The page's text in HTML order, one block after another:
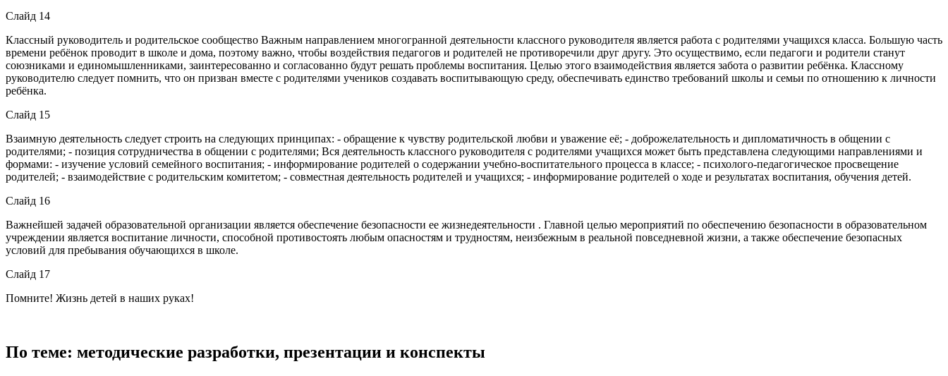
Слайд 14
Классный руководитель и родительское сообщество Важным направлением многогранной деятельности классного руководителя является работа с родителями учащихся класса. Большую часть
времени ребёнок проводит в школе и дома, поэтому важно, чтобы воздействия педагогов и родителей не противоречили друг другу. Это осуществимо, если педагоги и родители станут
союзниками и единомышленниками, заинтересованно и согласованно будут решать проблемы воспитания. Целью этого взаимодействия является забота о развитии ребёнка. Классному
руководителю следует помнить, что он призван вместе с родителями учеников создавать воспитывающую среду, обеспечивать единство требований школы и семьи по отношению к личности
ребёнка.
Слайд 15
Взаимную деятельность следует строить на следующих принципах: - обращение к чувству родительской любви и уважение её; - доброжелательность и дипломатичность в общении с
родителями; - позиция сотрудничества в общении с родителями; Вся деятельность классного руководителя с родителями учащихся может быть представлена следующими направлениями и
формами: - изучение условий семейного воспитания; - информирование родителей о содержании учебно-воспитательного процесса в классе; - психолого-педагогическое просвещение
родителей; - взаимодействие с родительским комитетом; - совместная деятельность родителей и учащихся; - информирование родителей о ходе и результатах воспитания, обучения детей.
Слайд 16
Важнейшей задачей образовательной организации является обеспечение безопасности ее жизнедеятельности . Главной целью мероприятий по обеспечению безопасности в образовательном
учреждении является воспитание личности, способной противостоять любым опасностям и трудностям, неизбежным в реальной повседневной жизни, а также обеспечение безопасных
условий для пребывания обучающихся в школе.
Слайд 17
Помните! Жизнь детей в наших руках!
По теме: методические разработки, презентации и конспекты